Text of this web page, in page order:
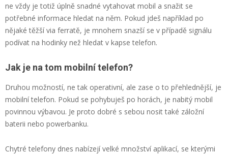
ne vždy je totiž úplně snadné vytahovat mobil a snažit se
potřebné informace hledat na něm. Pokud jdeš například po
nějaké těžší via ferratě, je mnohem snazší se v případě signálu
podívat na hodinky než hledat v kapse telefon.
Jak je na tom mobilní telefon?
Druhou možností, ne tak operativní, ale zase o to přehlednější, je
mobilní telefon. Pokud se pohybuješ po horách, je nabitý mobil
povinnou výbavou. Je proto dobré s sebou nosit také záložní
baterii nebo powerbanku.
Chytré telefony dnes nabízejí velké množství aplikací, se kterými